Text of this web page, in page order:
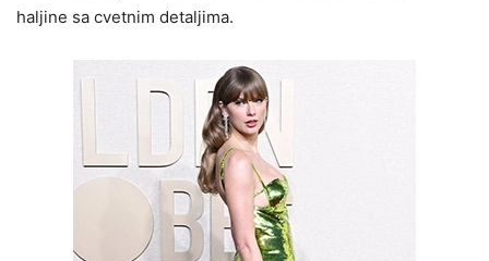
haljine sa cvetnim detaljima.